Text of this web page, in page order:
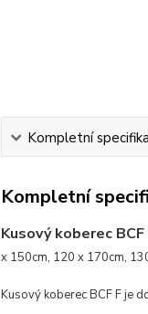
Kompletní
Kompletní
Kusový koberec
x 150cm, 120 x 170cm,
Kusový koberec BCF F je